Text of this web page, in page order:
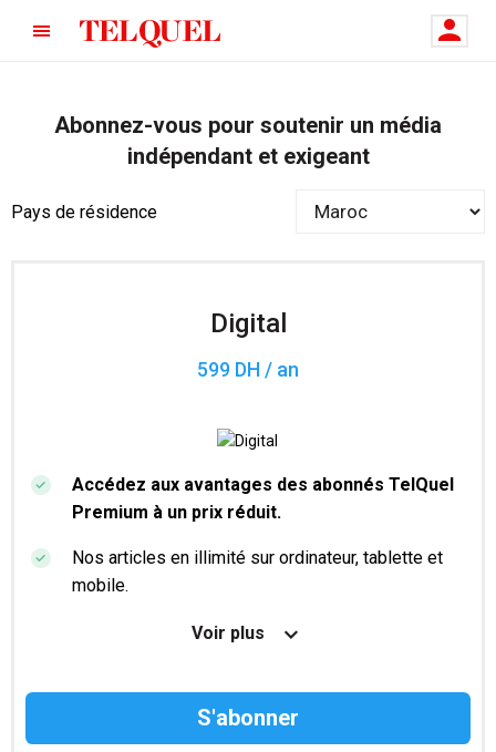
Abonnez-vous pour soutenir un média
indépendant et exigeant
Pays de résidence
Digital
599 DH / an
Accédez aux avantages des abonnés TelQuel
Premium à un prix réduit.
Nos articles en illimité sur ordinateur, tablette et
mobile.
Le magazine TelQuel en numérique avant la sortie
Des informations confidentielles résérvées aux
Voir plus